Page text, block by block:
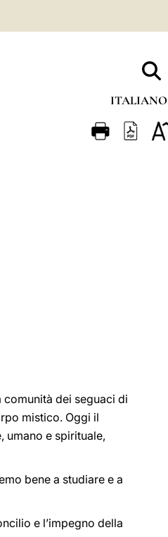
ITALIANO
FRANÇAIS
dei seguaci di
mistico. Oggi il
umano e spirituale,
bene a studiare e a
e l’impegno della